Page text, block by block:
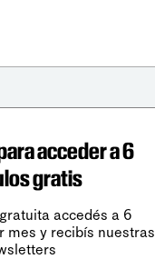
acceder a 6
gratis
accedés a 6
mes y recibís nuestras